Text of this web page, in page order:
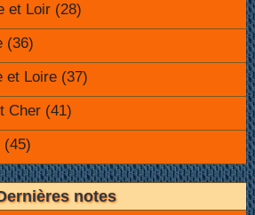
et Loir (28)
(36)
et Loire (37)
Cher (41)
(45)
notes